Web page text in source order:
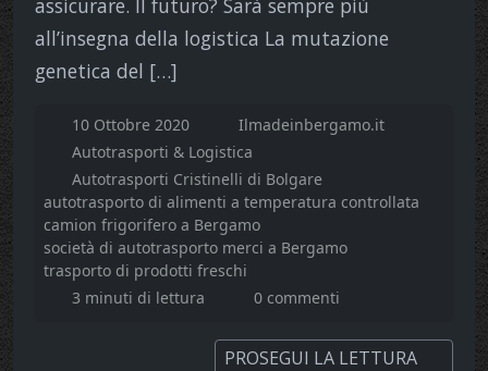
all’insegna della logistica La mutazione
genetica del […]
10 Ottobre 2020
Ilmadeinbergamo.it
Autotrasporti & Logistica
Autotrasporti Cristinelli di Bolgare
autotrasporto di alimenti a temperatura controllata
camion frigorifero a Bergamo
società di autotrasporto merci a Bergamo
trasporto di prodotti freschi
3 minuti di lettura
0 commenti
PROSEGUI LA LETTURA